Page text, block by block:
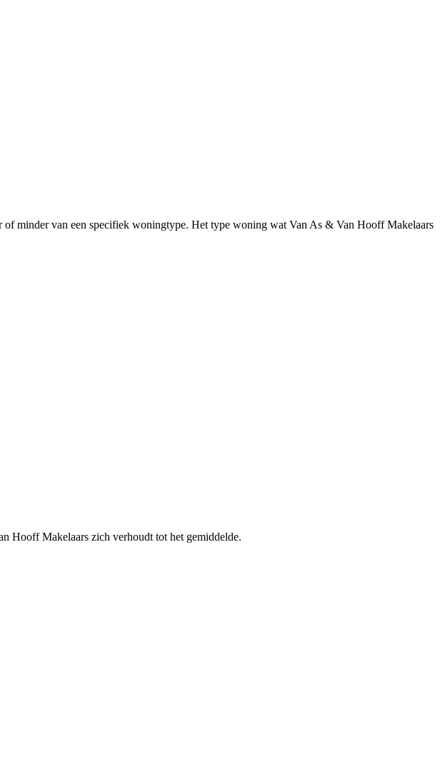
of minder van een specifiek woningtype. Het type woning wat Van As & Van Hooff Makelaars
Hooff Makelaars zich verhoudt tot het gemiddelde.